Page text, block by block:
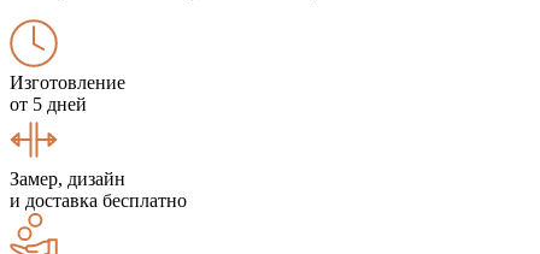
Изготовление
от 5 дней
Замер, дизайн
и доставка бесплатно